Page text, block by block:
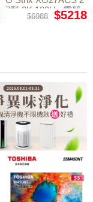
7型 2K 180Hz 電競
$6988 $5218